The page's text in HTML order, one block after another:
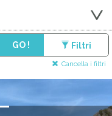
GO ! Filtri
Cancella i filtri